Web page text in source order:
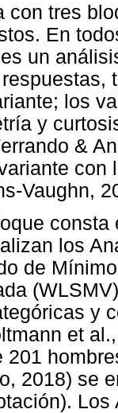
con tres
En
un
los
y
&
con
Vaughn,
los
de
y
et
201
2018) se